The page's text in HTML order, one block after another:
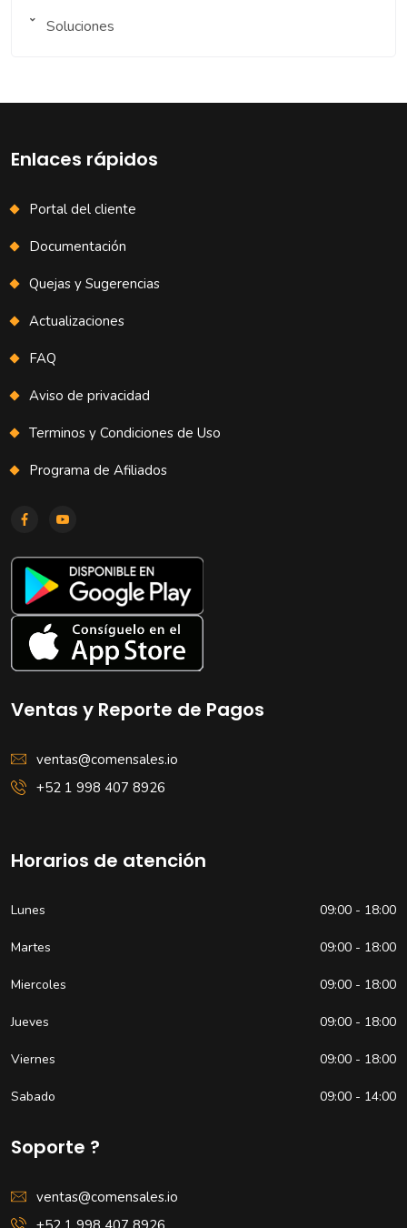
Soluciones
Enlaces rápidos
Portal del cliente
Documentación
Quejas y Sugerencias
Actualizaciones
FAQ
Aviso de privacidad
Terminos y Condiciones de Uso
Programa de Afiliados
Ventas y Reporte de Pagos
ventas@comensales.io
+52 1 998 407 8926
Horarios de atención
Lunes 09:00 - 18:00
Martes 09:00 - 18:00
Miercoles 09:00 - 18:00
Jueves 09:00 - 18:00
Viernes 09:00 - 18:00
Sabado 09:00 - 14:00
Soporte ?
ventas@comensales.io